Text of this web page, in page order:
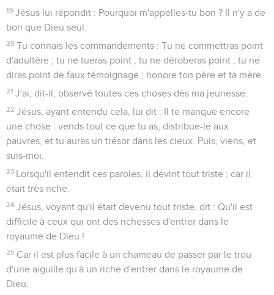
19 Jésus lui répondit : Pourquoi m'appelles-tu bon ? Il n'y a de
bon que Dieu seul.
20 Tu connais les commandements : Tu ne commettras point
d'adultère ; tu ne tueras point ; tu ne déroberas point ; tu ne
diras point de faux témoignage ; honore ton père et ta mère.
21 J'ai, dit-il, observé toutes ces choses dès ma jeunesse.
22 Jésus, ayant entendu cela, lui dit : Il te manque encore
une chose : vends tout ce que tu as, distribue-le aux
pauvres, et tu auras un trésor dans les cieux. Puis, viens, et
suis-moi.
23 Lorsqu'il entendit ces paroles, il devint tout triste ; car il
était très riche.
24 Jésus, voyant qu'il était devenu tout triste, dit : Qu'il est
difficile à ceux qui ont des richesses d'entrer dans le
royaume de Dieu !
25 Car il est plus facile à un chameau de passer par le trou
d'une aiguille qu'à un riche d'entrer dans le royaume de
Dieu.